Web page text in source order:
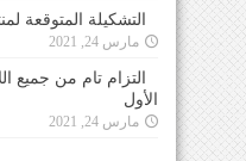
التشكيلة المتوقعة
مارس 24, 2021
التزام تام من جميع
الأول
مارس 24, 2021